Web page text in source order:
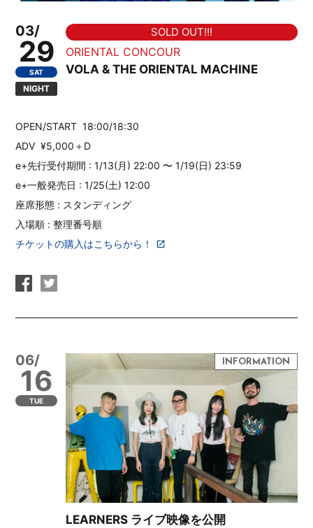
03/
29
SAT
NIGHT
SOLD OUT!!!
ORIENTAL CONCOUR
VOLA & THE ORIENTAL MACHINE
OPEN/START 18:00/18:30
ADV ¥5,000＋D
e+先行受付期間 : 1/13(月) 22:00 〜 1/19(日) 23:59
e+一般発売日 : 1/25(土) 12:00
座席形態 : スタンディング
入場順 : 整理番号順
チケットの購入はこちらから！
06/
16
TUE
LEARNERS ライブ映像を公開